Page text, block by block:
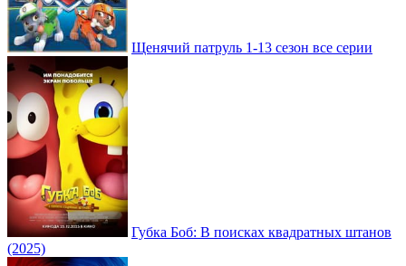
Щенячий патруль 1-13 сезон все серии
Губка Боб: В поисках квадратных штанов
(2025)